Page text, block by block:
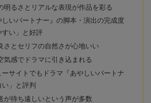
明るさとリアルな表現が作品を彩る
しいパートナー』の脚本・演出の完成度
い」と好評
さとセリフの自然さが心地いい
気感でドラマに引き込まれる
ーサイトでもドラマ『あやしいパートナ
」と評判
が待ち遠しいという声が多数